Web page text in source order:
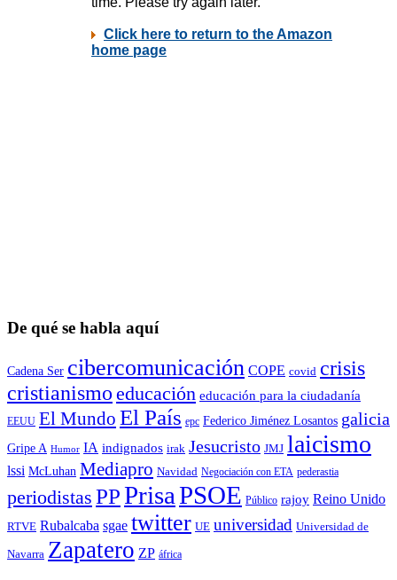
De qué se habla aquí
Cadena Ser cibercomunicación COPE covid crisis
cristianismo educación educación para la ciudadaní­a
EEUU El Mundo El País epc Federico Jiménez Losantos galicia
Gripe A Humor IA indignados irak Jesucristo JMJ laicismo
lssi McLuhan Mediapro Navidad Negociación con ETA pederastia
periodistas PPPrisaPSOE Público rajoy Reino Unido
RTVE Rubalcaba sgae twitter UE universidad Universidad de
Navarra Zapatero ZP áfrica